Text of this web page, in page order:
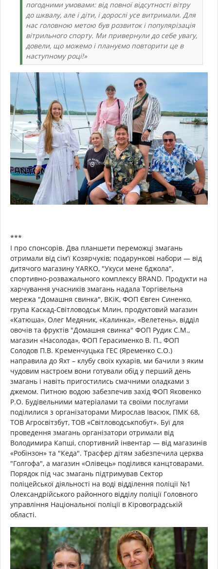
погодними умовами: від повної відсутності вітру
до шквалу, але і діти, і дорослі усе витримали. Для
нас головною метою був розвиток і популярізація
вітрильного спорту. Ми привернули до себе увагу,
довели, що можемо і плануємо повторити це в
наступному році!»
***
І про спонсорів. Два планшети переможці змагань
отримали від сім'ї Козярчуків; подарункові набори — від
дитячого магазину YARKO, "Укуси мене бджола",
спортивно-розважального комплексу BRAND. Продукти на
харчування учасників змагань надала Торгівельна
мережа "Домашня свинка", ВКіК, ФОП Євген Синенко,
група Каскад-Світловодськ Млин, продуктовий магазин
«Катюша», Олег Медяник, «Калинка», «Велетень», відділ
овочів та фруктів "Домашня свинка" ФОП Рудик С.М.,
магазин «Насолода», ФОП Герасименко В. П., ФОП
Солодов П.В. Кременчуцька ГЕС (Яременко С.О.)
направила до Яхт – клубу своїх кухарів, ми бачили з яким
чудовим настроєм вони готували обід у перший день
змагань і навіть пригостились смачними оладками з
джемом. Питною водою забезпечив захід ФОП Яковенко
Р.О. Будівельними матеріалами та своїми послугами
поділилися з організаторами Мирослав Івасюк, ПМК 68,
ТОВ Агросвітзбут, ТОВ «Світловодськпобут». Буї для
проведення змагань організатори отримали від
Володимира Капші, спортивний інвентар — від магазинів
«Робінзон» та "Кеда". Трасфер дітям забезпечила церква
"Голгофа", а магазин «Олівець» поділився канцтоварами.
Порядок під час змагань підтримував Сектор
поліцейської діяльності на воді відділення поліції №1
Олександрійського районного відділу поліції Головного
управління Національної поліції в Кіровоградській
області.